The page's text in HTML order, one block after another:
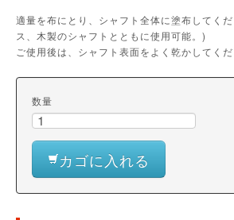
適量を布にとり、シャフト全体に塗布してく
ス、木製のシャフトとともに使用可能。)
ご使用後は、シャフト表面をよく乾かしてくだ
数量
カゴに入れる